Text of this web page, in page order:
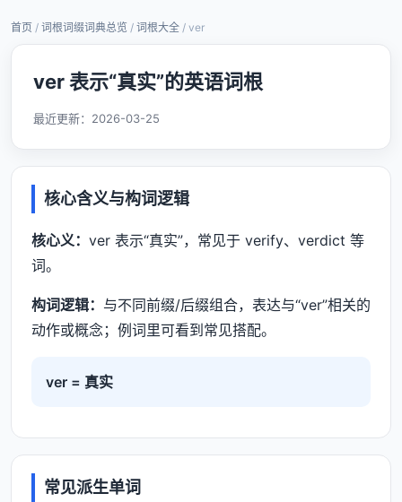
首页 / 词根词缀词典总览 / 词根大全 / ver
ver 表示“真实”的英语词根
最近更新： 2026-03-25
核心含义与构词逻辑
核心义： ver 表示“真实”，常见于 verify、verdict 等
词。
构词逻辑： 与不同前缀/后缀组合，表达与“ver”相关的
动作或概念；例词里可看到常见搭配。
ver = 真实
常见派生单词